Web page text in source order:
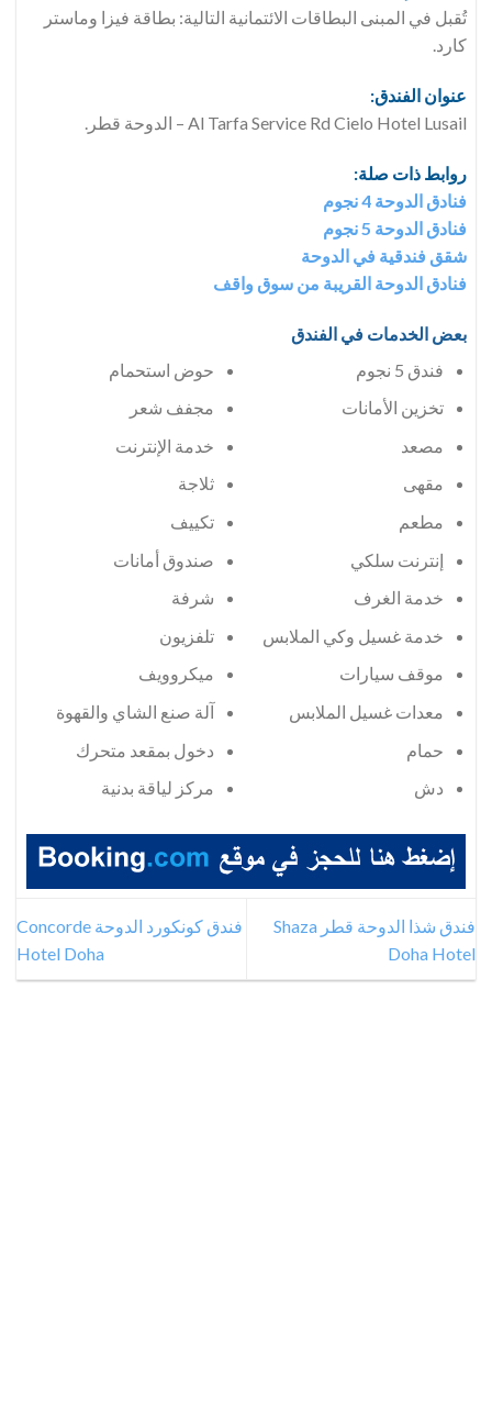
تُقبل في المبنى البطاقات الائتمانية التالية: بطاقة فيزا وماستر
كارد.
عنوان الفندق:
Al Tarfa Service Rd Cielo Hotel Lusail – الدوحة قطر.
روابط ذات صلة:
فنادق الدوحة 4 نجوم
فنادق الدوحة 5 نجوم
شقق فندقية في الدوحة
فنادق الدوحة القريبة من سوق واقف
بعض الخدمات في الفندق
فندق 5 نجوم
تخزين الأمانات
مصعد
مقهى
مطعم
إنترنت سلكي
خدمة الغرف
خدمة غسيل وكي الملابس
موقف سيارات
معدات غسيل الملابس
حمام
دش
حوض استحمام
مجفف شعر
خدمة الإنترنت
ثلاجة
تكييف
صندوق أمانات
شرفة
تلفزيون
ميكروويف
آلة صنع الشاي والقهوة
دخول بمقعد متحرك
مركز لياقة بدنية
فندق شذا الدوحة قطر Shaza
Doha Hotel
فندق كونكورد الدوحة Concorde
Hotel Doha